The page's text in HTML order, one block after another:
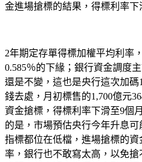
金進場搶標的結果，得標利率下
2年期定存單得標加權平均利率
0.585％的下緣；銀行資金調度
還是不變，這也是央行這次加碼
錢去處，月初標售的1,700億元
資金搶標，得標利率下滑至9個
的是，市場預估央行今年升息
指標都位在低檔，進場搶標的資
率，銀行也不敢寫太高，以免